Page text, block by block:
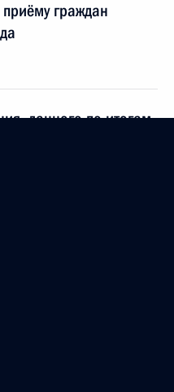
граждан
данного по итогам